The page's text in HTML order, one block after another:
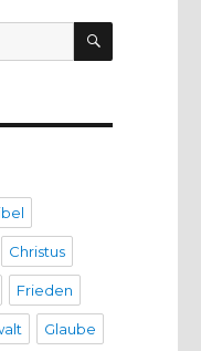
SUCHEN
Christus
Frieden
Glaube